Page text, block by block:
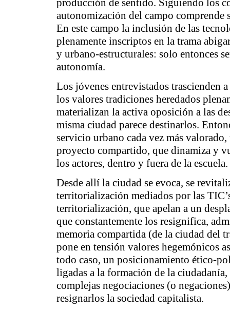
producción de sentido. Siguiendo los
autonomización del campo comprende
En este campo la inclusión de las
plenamente inscriptos en la trama
y urbano-estructurales: solo entonces
autonomía.
Los jóvenes entrevistados trascienden
los valores tradiciones heredados
materializan la activa oposición a las
misma ciudad parece destinarlos.
servicio urbano cada vez más
proyecto compartido, que dinamiza y
los actores, dentro y fuera de la escuela.
Desde allí la ciudad se evoca, se
territorialización mediados por las
territorialización, que apelan a un
que constantemente los resignifica,
memoria compartida (de la ciudad del
pone en tensión valores hegemónicos
todo caso, un posicionamiento ético-
ligadas a la formación de la
complejas negociaciones (o
resignarlos la sociedad capitalista.